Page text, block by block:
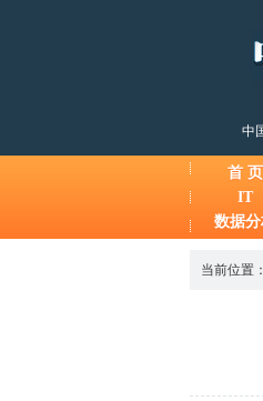
中
首 页
IT
数据
当前位置：